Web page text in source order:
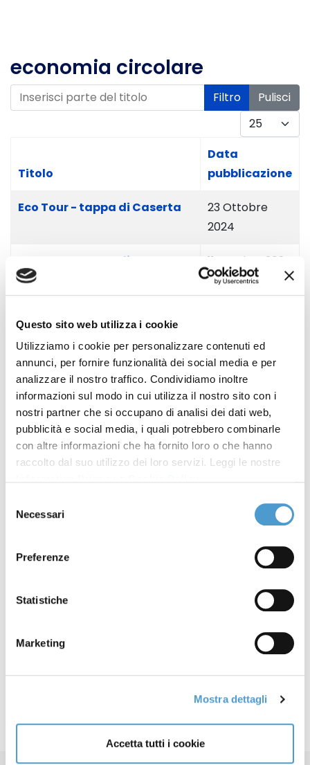
Questo sito web utilizza i cookie
Utilizziamo i cookie per personalizzare contenuti ed
annunci, per fornire funzionalità dei social media e per
analizzare il nostro traffico. Condividiamo inoltre
informazioni sul modo in cui utilizza il nostro sito con i
nostri partner che si occupano di analisi dei dati web,
pubblicità e social media, i quali potrebbero combinarle
con altre informazioni che ha fornito loro o che hanno
raccolto dal suo utilizzo dei loro servizi. Leggi le nostre
delNecessari
Preferenze
Statistiche
Marketing
Mostra dettagli
Accetta tutti i cookie
economia circolare
Inserisci parte del titolo Filtro
Pulisci
Visualizza #
Titolo
Data
pubblicazione
Eco Tour - tappa di Caserta
23 Ottobre
2024
Eco Tour - tappa di Matera 11 Ottobre 2024
Eco Tour - tappa di Rovigo
10 Ottobre
L' Eco Tour di "Ricomincio da
tRe"
23 Settembre
2024
Eco Tour - tappa di
Campobasso
23 Settembre
2024
Le Edu guide di "Ricomincio
23 Maggio 2024
Lancio del progetto
12 Dicembre
AgEnDA
27 Ottobre
plastica
26 Ottobre